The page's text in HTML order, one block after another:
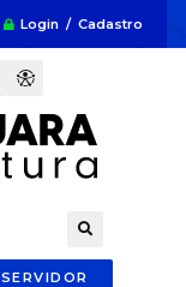
Login / Cadastro
SERVIDOR